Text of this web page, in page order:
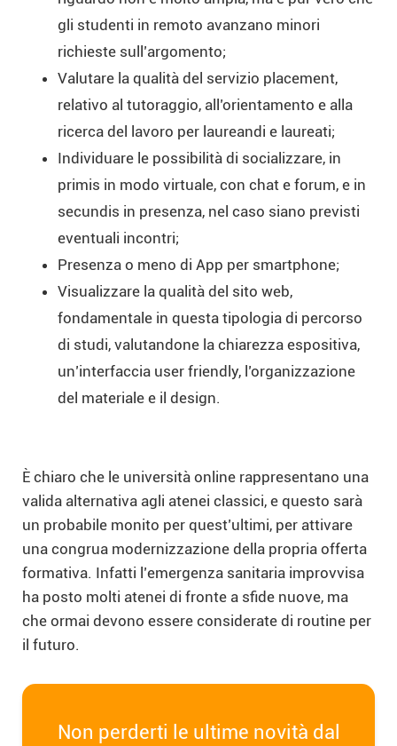
gli studenti in remoto avanzano minori
richieste sull’argomento;
Valutare la qualità del servizio placement,
relativo al tutoraggio, all’orientamento e alla
ricerca del lavoro per laureandi e laureati;
Individuare le possibilità di socializzare, in
primis in modo virtuale, con chat e forum, e in
secundis in presenza, nel caso siano previsti
eventuali incontri;
Presenza o meno di App per smartphone;
Visualizzare la qualità del sito web,
fondamentale in questa tipologia di percorso
di studi, valutandone la chiarezza espositiva,
un’interfaccia user friendly, l’organizzazione
del materiale e il design.
È chiaro che le università online rappresentano una
valida alternativa agli atenei classici, e questo sarà
un probabile monito per quest’ultimi, per attivare
una congrua modernizzazione della propria offerta
formativa. Infatti l’emergenza sanitaria improvvisa
ha posto molti atenei di fronte a sfide nuove, ma
che ormai devono essere considerate di routine per
il futuro.
Non perderti le ultime novità dal